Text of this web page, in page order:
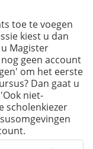
toe te voegen
kiest u dan
Magister
geen account
om het eerste
Dan gaat u
niet-
scholenkiezer